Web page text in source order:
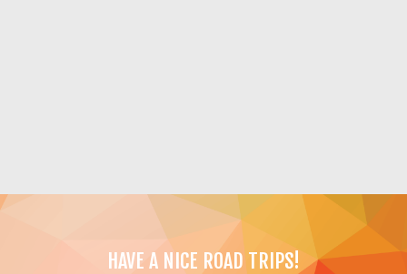
HAVE A NICE ROAD TRIPS!